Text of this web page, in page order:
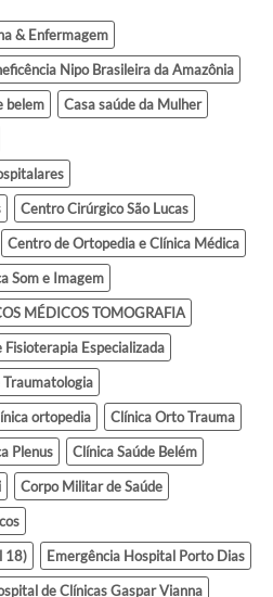
& Enfermagem
Nipo Brasileira da Amazônia
belem
Casa saúde da Mulher
Centro Cirúrgico São Lucas
Centro de Ortopedia e Clínica Médica
Som e Imagem
MÉDICOS TOMOGRAFIA
Especializada
ortopedia
Clínica Orto Trauma
Plenus
Clínica Saúde Belém
Corpo Militar de Saúde
18)
Emergência Hospital Porto Dias
de Clínicas Gaspar Vianna